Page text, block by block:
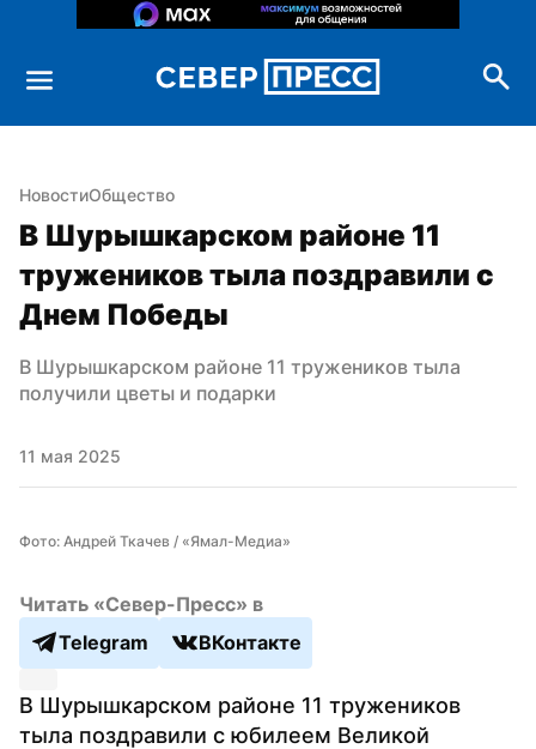
НовостиОбщество
В Шурышкарском районе 11
тружеников тыла поздравили с
Днем Победы
В Шурышкарском районе 11 тружеников тыла
получили цветы и подарки
11 мая 2025
Фото: Андрей Ткачев / «Ямал-Медиа»
Читать «Север-Пресс» в
Telegram
ВКонтакте
В Шурышкарском районе 11 тружеников
тыла поздравили с юбилеем Великой